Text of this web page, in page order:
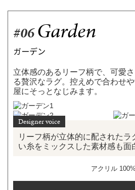
#06Garden
ガーデン
立体感のあるリーフ柄で、可愛
る贅沢なラグ。控えめで合わせ
屋にそっとなじみます。
リーフ柄が立体的に配されたラ
い糸をミックスした素材感も面
アクリル 100%